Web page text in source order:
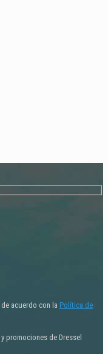
acuerdo con la Política de
promociones de Dressel